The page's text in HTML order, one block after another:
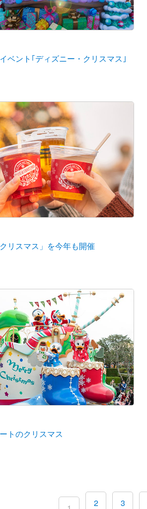
ベント｢ディズニー・クリスマス｣
リスマス」を今年も開催
トのクリスマス
2 3